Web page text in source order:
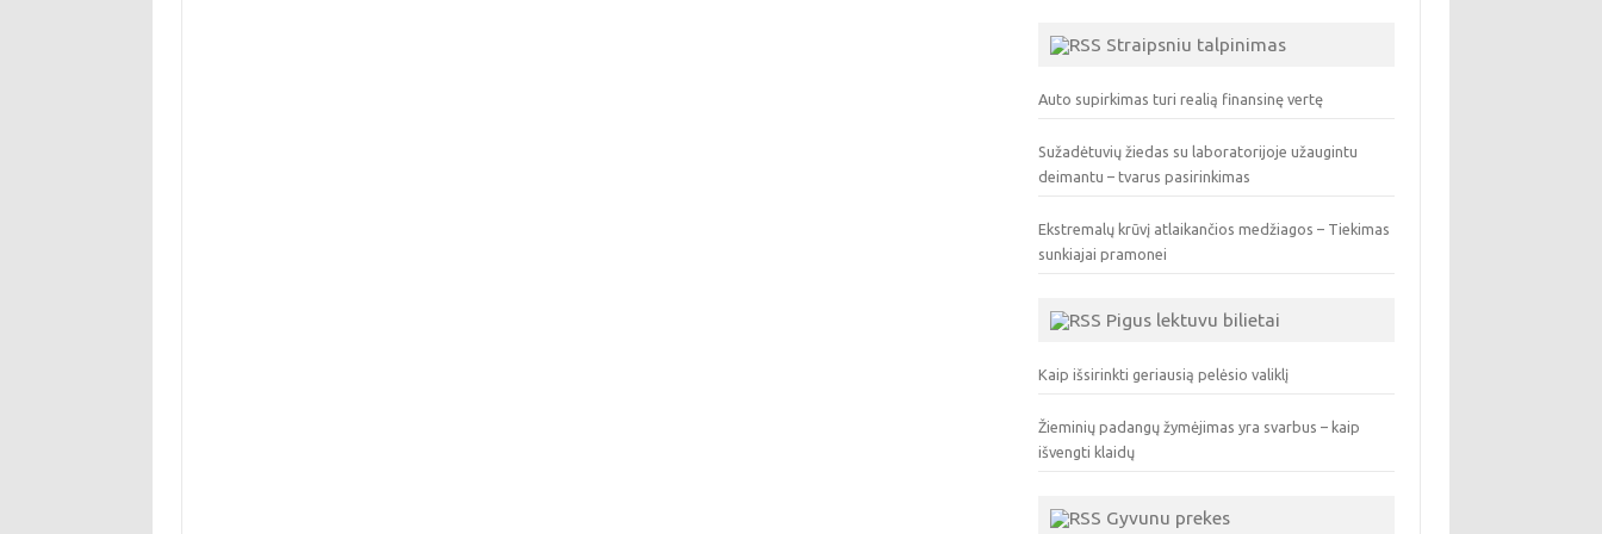
Straipsniu talpinimas
Auto supirkimas turi realią finansinę vertę
Sužadėtuvių žiedas su laboratorijoje užaugintu
deimantu – tvarus pasirinkimas
Ekstremalų krūvį atlaikančios medžiagos – Tiekimas
sunkiajai pramonei
Pigus lektuvu bilietai
Kaip išsirinkti geriausią pelėsio valiklį
Žieminių padangų žymėjimas yra svarbus – kaip
išvengti klaidų
Gyvunu prekes